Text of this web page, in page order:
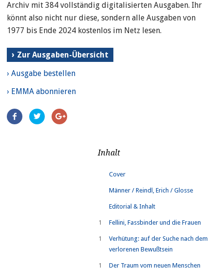
Archiv mit 384 vollständig digitalisierten Ausgaben. Ihr
könnt also nicht nur diese, sondern alle Ausgaben von
1977 bis Ende 2024 kostenlos im Netz lesen.
Zur Ausgaben-Übersicht
› Ausgabe bestellen
› EMMA abonnieren
Artikel
teilen
Inhalt
Cover
Männer / Reindl, Erich / Glosse
Editorial & Inhalt
1 Fellini, Fassbinder und die Frauen
1
Verhütung: auf der Suche nach dem
verlorenen Bewußtsein
1 Der Traum vom neuen Menschen